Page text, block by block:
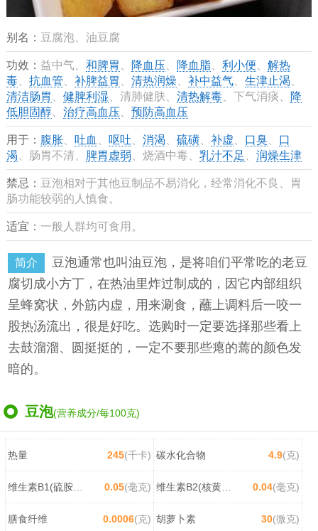
别名： 豆腐泡、油豆腐
功效： 益中气、 和脾胃 降血压 降血脂、 利小便
解热
毒、 抗血管 补脾益胃 清热润燥 补中益气、 生津止渴
清洁肠胃
健脾利湿 、清肺健肤、 清热解毒、下气消痰、
降
低胆固醇、 治疗高血压 预防高血压
用于： 腹胀、 吐血 呕吐 消渴 硫磺、 补虚 口臭、 口
渴 、肠胃不清、 脾胃虚弱 、烧酒中毒、 乳汁不足 润燥生津
禁忌： 豆泡相对于其他豆制品不易消化，经常消化不良、胃
肠功能较弱的人慎食。
适宜： 一般人群均可食用。
简介
豆泡通常也叫油豆泡，是将咱们平常吃的老豆
腐切成小方丁，在热油里炸过制成的，因它内部组织
呈蜂窝状，外筋内虚，用来涮食，蘸上调料后一咬一
股热汤流出，很是好吃。选购时一定要选择那些看上
去鼓溜溜、圆挺挺的，一定不要那些瘪的蔫的颜色发
暗的。
豆泡(营养成分/每100克)
热量 245(千卡) 碳水化合物 4.9(克)
维生素B1(硫胺素) 0.05(毫克) 维生素B2(核黄素) 0.04(毫克)
膳食纤维 0.0006(克) 胡萝卜素 30(微克)